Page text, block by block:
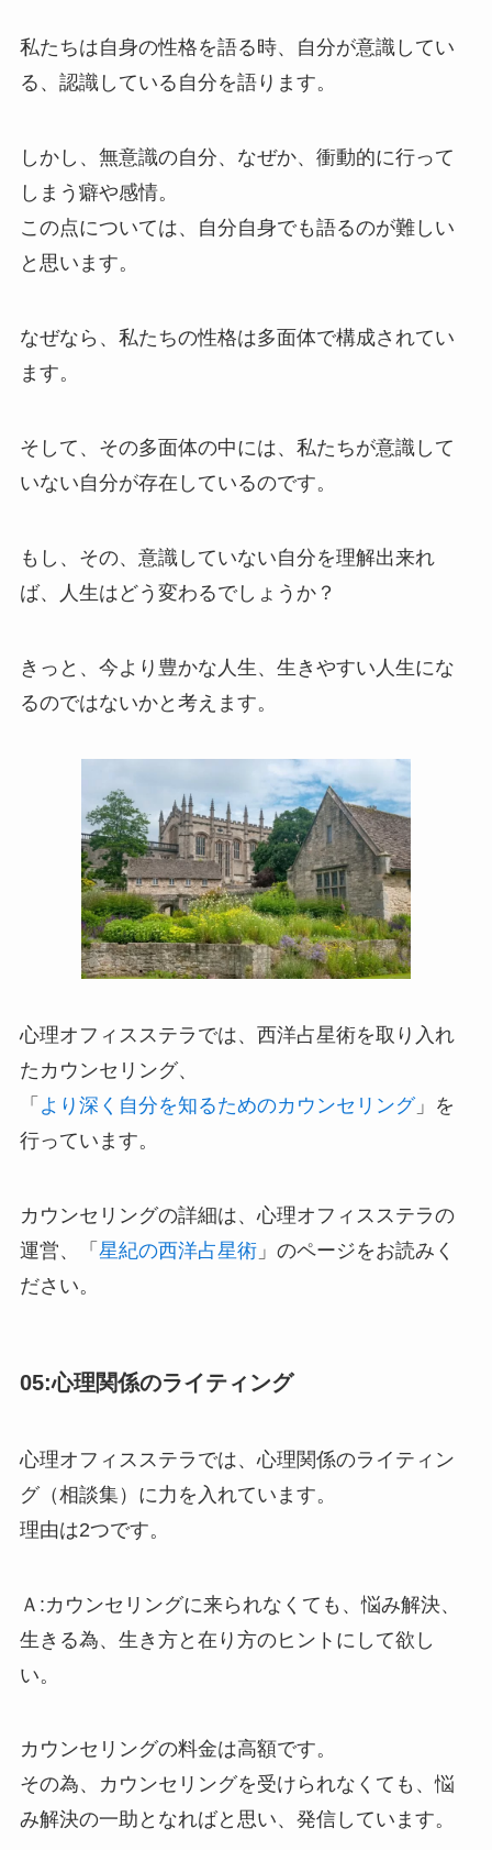
私たちは自身の性格を語る時、自分が意識してい
る、認識している自分を語ります。
しかし、無意識の自分、なぜか、衝動的に行って
しまう癖や感情。
この点については、自分自身でも語るのが難しい
と思います。
なぜなら、私たちの性格は多面体で構成されてい
ます。
そして、その多面体の中には、私たちが意識して
いない自分が存在しているのです。
もし、その、意識していない自分を理解出来れ
ば、人生はどう変わるでしょうか？
きっと、今より豊かな人生、生きやすい人生にな
るのではないかと考えます。
心理オフィスステラでは、西洋占星術を取り入れ
たカウンセリング、
「 より深く自分を知るためのカウンセリング」を
行っています。
カウンセリングの詳細は、心理オフィスステラの
運営、「 星紀の西洋占星術」のページをお読みく
ださい。
05:心理関係のライティング
心理オフィスステラでは、心理関係のライティン
グ（相談集）に力を入れています。
理由は2つです。
Ａ:カウンセリングに来られなくても、悩み解決、
生きる為、生き方と在り方のヒントにして欲し
い。
カウンセリングの料金は高額です。
その為、カウンセリングを受けられなくても、悩
み解決の一助となればと思い、発信しています。